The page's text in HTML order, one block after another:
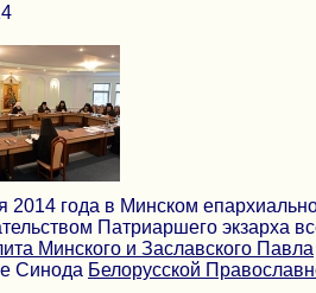
2014 года в Минском
Патриаршего экзарха
Минского и Заславского Павла
Синода Белорусской